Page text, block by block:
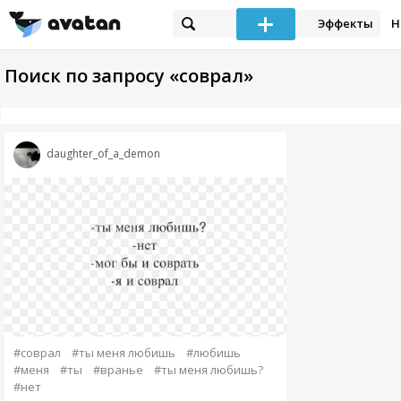
Эффекты
Поиск по запросу «соврал»
daughter_of_a_demon
#соврал #ты меня любишь
#любишь
#меня
#ты #вранье
#ты меня любишь?
#нет